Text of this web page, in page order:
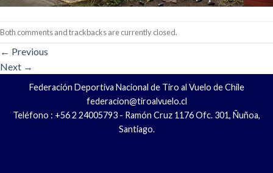
Both comments and trackbacks are currently closed.
← Previous
Next →
Federación Deportiva Nacional de Tiro al Vuelo de Chile
federacion@tiroalvuelo.cl
Teléfono : +56 2 24005793 - Ramón Cruz 1176 Ofc. 301, Ñuñoa,
Santiago.